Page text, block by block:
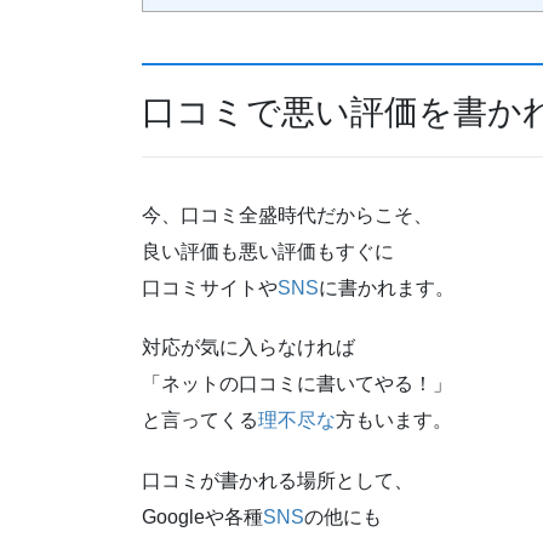
口コミで悪い評価を書か
今、口コミ全盛時代だからこそ、
良い評価も悪い評価もすぐに
口コミサイトやSNSに書かれます。
対応が気に入らなければ
「ネットの口コミに書いてやる！」
と言ってくる理不尽な方もいます。
口コミが書かれる場所として、
Googleや各種SNSの他にも